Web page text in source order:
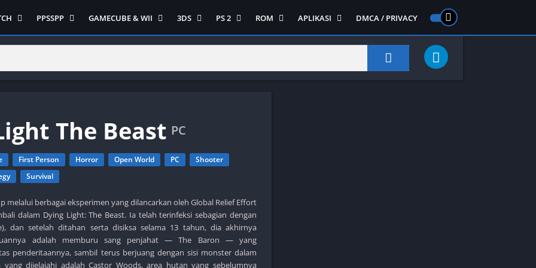
Game Switch
PPSSPP
Semua Game PPSSPP
Action
Hack and Slash
MultiPlayer
Open World
Platform
Puzzle
Sport
RPG
GAMECUBE & WII
Semua Game Gamecube
Shooter
Strategy
3DS
Semua Game N 3DS
Puzzle
Simulasi
PS 2
Semua Game PS 2
Racing
ROM
Nintendo DS
RPG
APLIKASI
Semua APLIKASI
Art&Design
DMCA / PRIVACY
The Beast PC
First Person Horror Open World PC
Shooter
Survival
melalui berbagai eksperimen yang dilancarkan oleh Global Relief Effort
dalam Dying Light: The Beast. Ia telah terinfeksi sebagian dengan
dan setelah ditahan serta disiksa selama 13 tahun, dia akhirnya
adalah memburu sang penjahat — The Baron — yang
penderitaannya, sambil terus berjuang dengan sisi monster dalam
dijelajahi adalah Castor Woods, area hutan yang sebelumnya